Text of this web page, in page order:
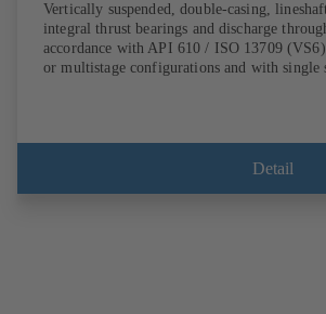
Vertically suspended, double-casing,
integral thrust bearings and discharge
accordance with API 610 / ISO 13709
or multistage configurations and with
Detail